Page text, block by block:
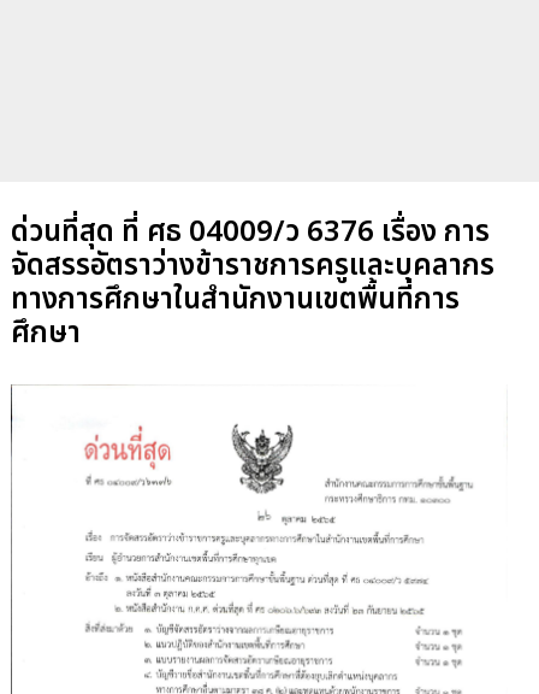
ด่วนที่สุด ที่ ศธ 04009/ว 6376 เรื่อง การ
จัดสรรอัตราว่างข้าราชการครูและบุคลากร
ทางการศึกษาในสำนักงานเขตพื้นที่การ
ศึกษา